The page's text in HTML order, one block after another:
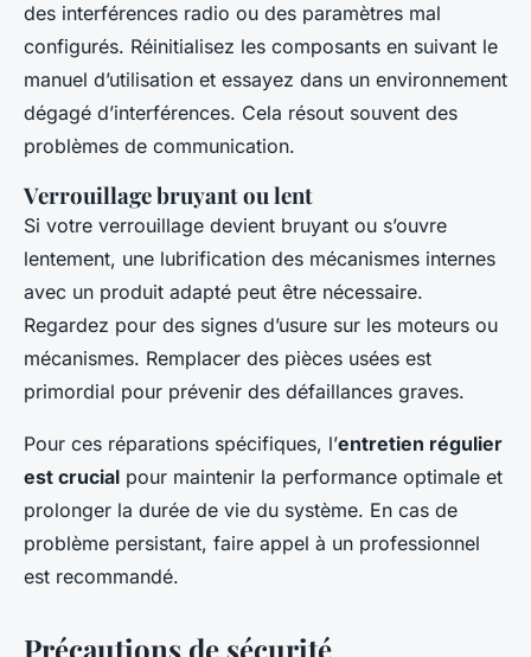
des interférences radio ou des paramètres mal
configurés. Réinitialisez les composants en suivant le
manuel d’utilisation et essayez dans un environnement
dégagé d’interférences. Cela résout souvent des
problèmes de communication.
Verrouillage bruyant ou lent
Si votre verrouillage devient bruyant ou s’ouvre
lentement, une lubrification des mécanismes internes
avec un produit adapté peut être nécessaire.
Regardez pour des signes d’usure sur les moteurs ou
mécanismes. Remplacer des pièces usées est
primordial pour prévenir des défaillances graves.
Pour ces réparations spécifiques, l’entretien régulier
est crucial pour maintenir la performance optimale et
prolonger la durée de vie du système. En cas de
problème persistant, faire appel à un professionnel
est recommandé.
Précautions de sécurité